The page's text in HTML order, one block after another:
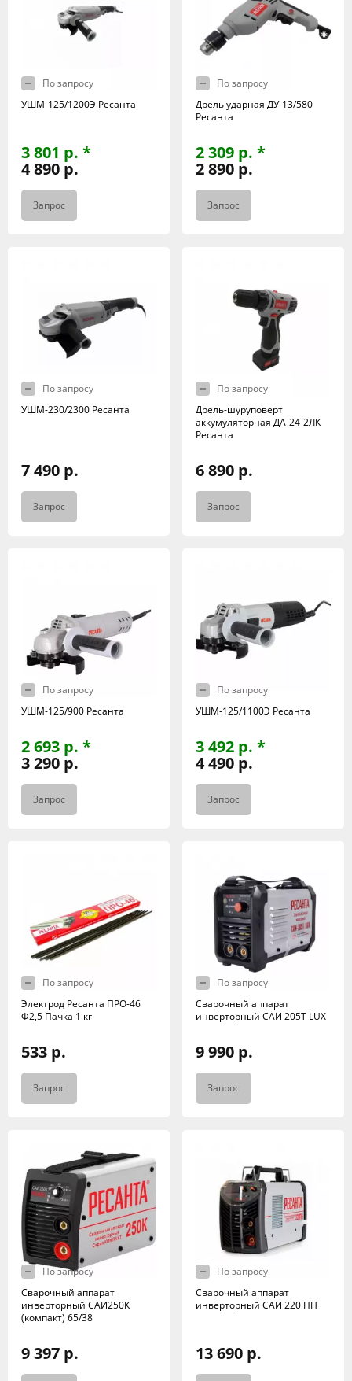
По запросу
УШМ-125/1200Э Ресанта
3 801 р. *
4 890 р.
Запрос
По запросу
Дрель ударная ДУ-13/580
Ресанта
2 309 р. *
2 890 р.
Запрос
По запросу
УШМ-230/2300 Ресанта
7 490 р.
Запрос
По запросу
Дрель-шуруповерт
аккумуляторная ДА-24-2ЛК
Ресанта
6 890 р.
Запрос
По запросу
УШМ-125/900 Ресанта
2 693 р. *
3 290 р.
Запрос
По запросу
УШМ-125/1100Э Ресанта
3 492 р. *
4 490 р.
Запрос
По запросу
Электрод Ресанта ПРО-46
Ф2,5 Пачка 1 кг
533 р.
Запрос
По запросу
Сварочный аппарат
инверторный САИ 205Т LUX
9 990 р.
Запрос
По запросу
Сварочный аппарат
инверторный САИ250К
(компакт) 65/38
9 397 р.
По запросу
Сварочный аппарат
инверторный САИ 220 ПН
13 690 р.